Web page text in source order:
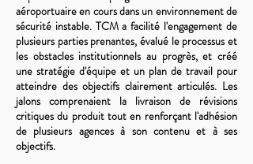
aéroportuaire en cours dans un environnement de
sécurité instable. TCM a facilité l'engagement de
plusieurs parties prenantes, évalué le processus et
les obstacles institutionnels au progrès, et créé
une stratégie d'équipe et un plan de travail pour
atteindre des objectifs clairement articulés. Les
jalons comprenaient la livraison de révisions
critiques du produit tout en renforçant l'adhésion
de plusieurs agences à son contenu et à ses
objectifs.